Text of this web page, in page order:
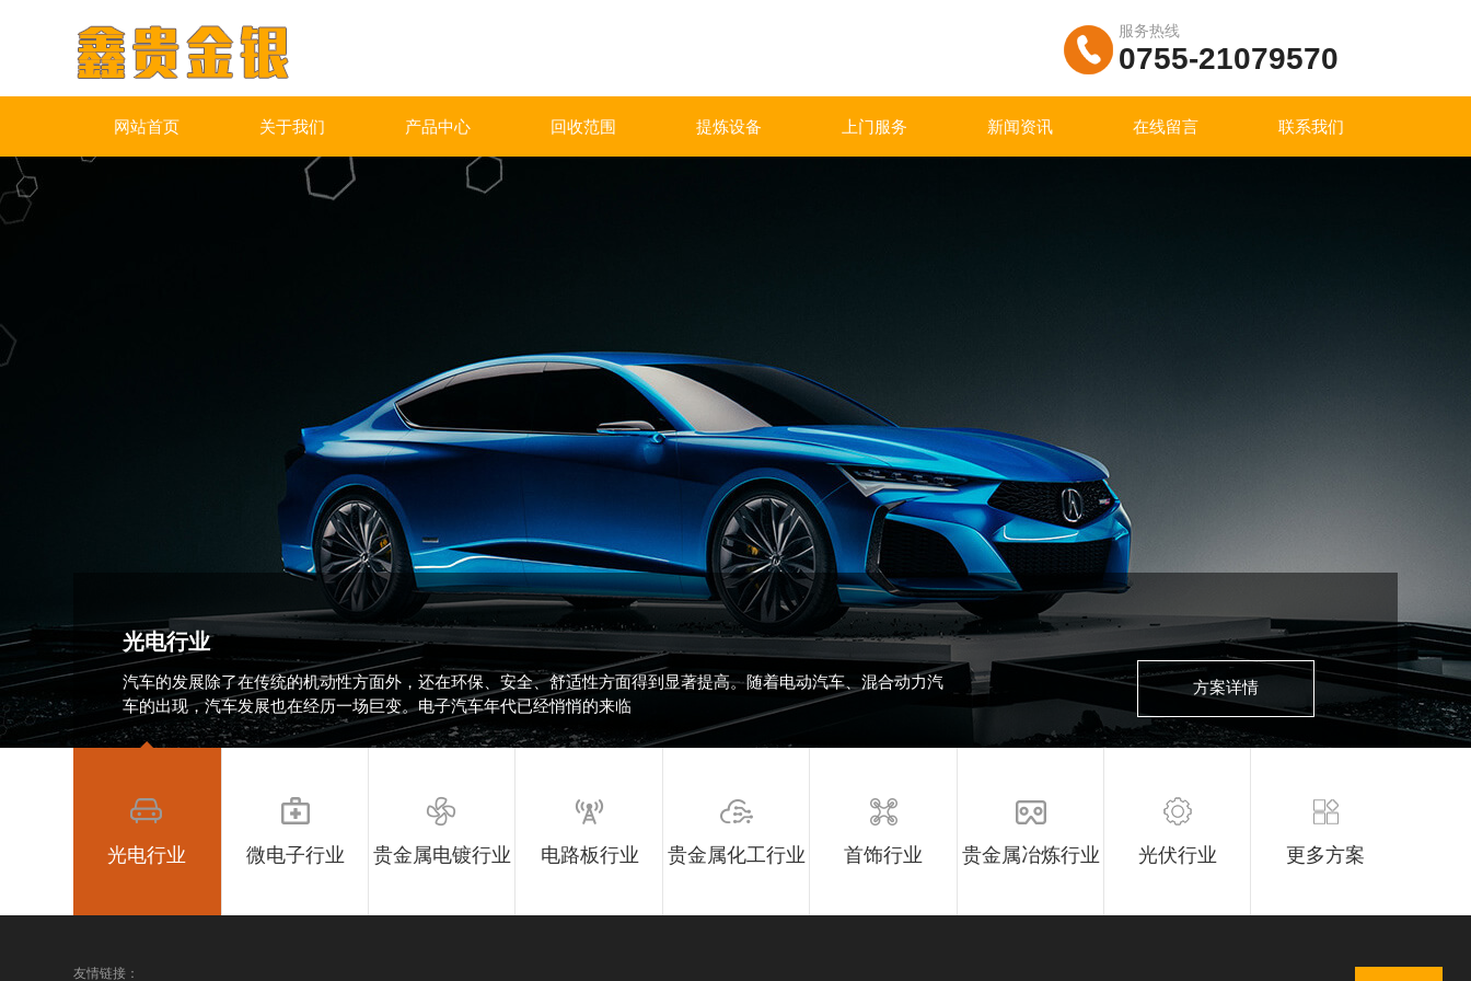
服务热线
0755-21079570
网站首页 关于我们 产品中心 回收范围 提炼设备 上门服务 新闻资讯 在线留言 联系我们
光电行业
汽车的发展除了在传统的机动性方面外，还在环保、安全、舒适性方面得到显著提高。随着电动汽车、混合动力汽
车的出现，汽车发展也在经历一场巨变。电子汽车年代已经悄悄的来临
方案详情
光电行业 微电子行业 贵金属电镀行业 电路板行业 贵金属化工行业 首饰行业 贵金属冶炼行业 光伏行业 更多方案
友情链接：